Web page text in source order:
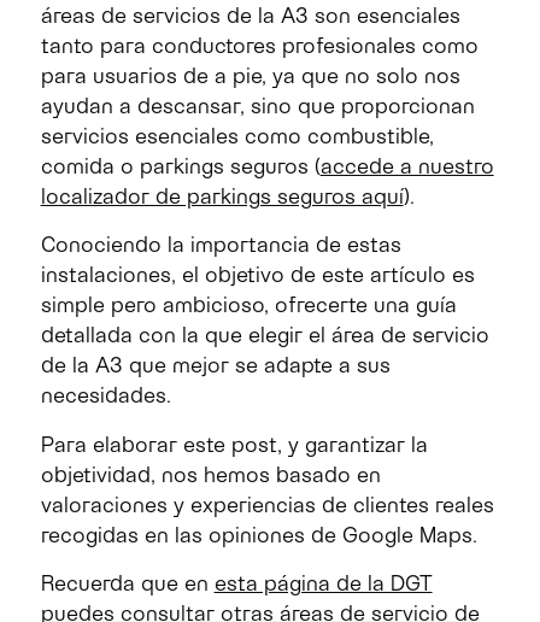
áreas de servicios de la A3 son esenciales
tanto para conductores profesionales como
para usuarios de a pie, ya que no solo nos
ayudan a descansar, sino que proporcionan
servicios esenciales como combustible,
comida o parkings seguros (accede a nuestro
localizador de parkings seguros aquí).
Conociendo la importancia de estas
instalaciones, el objetivo de este artículo es
simple pero ambicioso, ofrecerte una guía
detallada con la que elegir el área de servicio
de la A3 que mejor se adapte a sus
necesidades.
Para elaborar este post, y garantizar la
objetividad, nos hemos basado en
valoraciones y experiencias de clientes reales
recogidas en las opiniones de Google Maps.
Recuerda que en esta página de la DGT
puedes consultar otras áreas de servicio de